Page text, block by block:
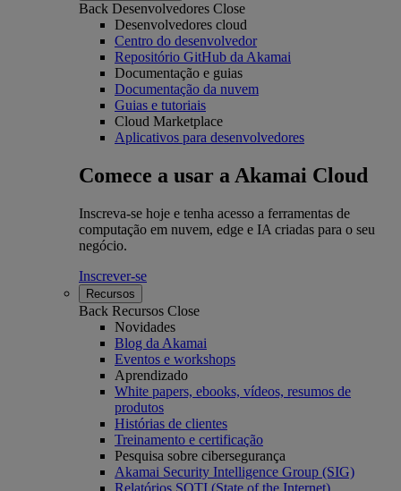
Back Desenvolvedores Close
Desenvolvedores cloud
Centro do desenvolvedor
Repositório GitHub da Akamai
Documentação e guias
Documentação da nuvem
Guias e tutoriais
Cloud Marketplace
Aplicativos para desenvolvedores
Comece a usar a Akamai Cloud
Inscreva-se hoje e tenha acesso a ferramentas de
computação em nuvem, edge e IA criadas para o seu
negócio.
Inscrever-se
Recursos
Back Recursos Close
Novidades
Blog da Akamai
Eventos e workshops
Aprendizado
White papers, ebooks, vídeos, resumos de
produtos
Histórias de clientes
Treinamento e certificação
Pesquisa sobre cibersegurança
Akamai Security Intelligence Group (SIG)